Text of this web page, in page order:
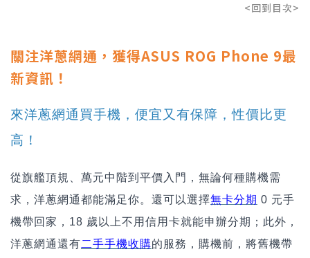
<回到目次>
關注洋蔥網通，獲得ASUS ROG Phone 9最
新資訊！
來洋蔥網通買手機，便宜又有保障，性價比更
高！
從旗艦頂規、萬元中階到平價入門，無論何種購機需
求，洋蔥網通都能滿足你。還可以選擇無卡分期 0 元手
機帶回家，18 歲以上不用信用卡就能申辦分期；此外，
洋蔥網通還有二手手機收購的服務，購機前，將舊機帶